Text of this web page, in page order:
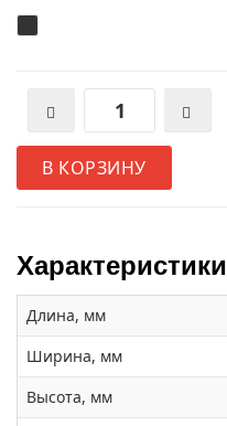
В КОРЗИНУ
Характеристики
Длина, мм
Ширина, мм
Высота, мм